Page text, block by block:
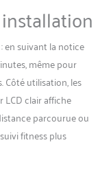
et il convient
Connecter
LCD: L'écran
affiche
sur le temps,
le
pour
en suivant la notice
même pour
Côté utilisation, les
LCD clair affiche
parcourue ou
fitness plus